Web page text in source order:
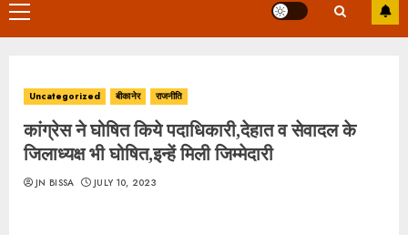
Primary
Menu
Uncategorized बीकानेर राजनीति
कांग्रेस ने घोषित किये पदाधिकारी,देहात व सेवादल के
जिलाध्यक्ष भी घोषित,इन्हें मिली जिम्मेदारी
JN BISSA JULY 10, 2023